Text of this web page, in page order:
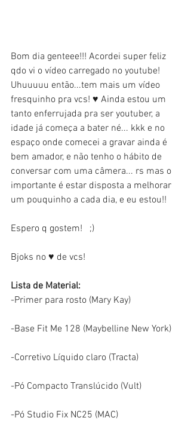
Bom dia genteee!!! Acordei super feliz
qdo vi o vídeo carregado no youtube!
Uhuuuuu então...tem mais um vídeo
fresquinho pra vcs! ♥ Ainda estou um
tanto enferrujada pra ser youtuber, a
idade já começa a bater né... kkk e no
espaço onde comecei a gravar ainda é
bem amador, e não tenho o hábito de
conversar com uma câmera... rs mas o
importante é estar disposta a melhorar
um pouquinho a cada dia, e eu estou!!
Espero q gostem!   ;)
Bjoks no ♥ de vcs!
Lista de Material:
-Primer para rosto (Mary Kay)
-Base Fit Me 128 (Maybelline New York)
-Corretivo Líquido claro (Tracta)
-Pó Compacto Translúcido (Vult)
-Pó Studio Fix NC25 (MAC)